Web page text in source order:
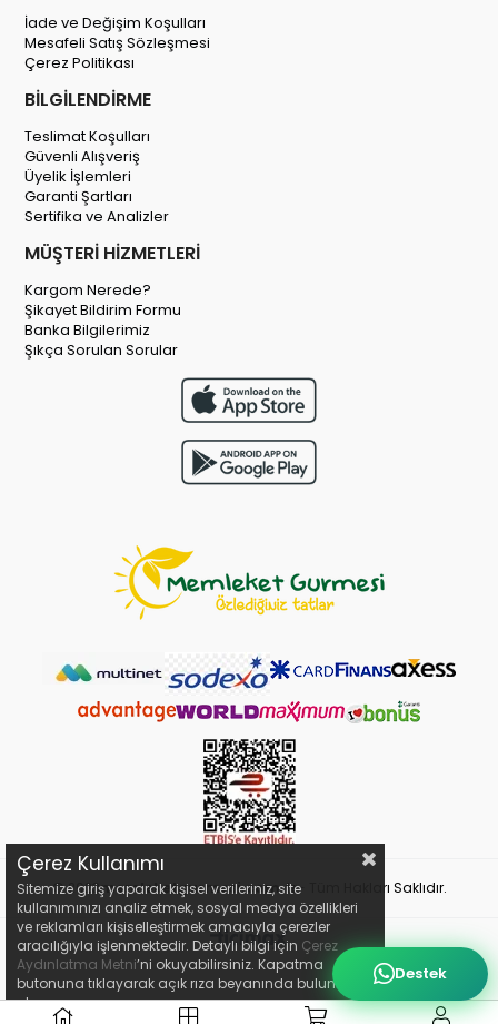
İade ve Değişim Koşulları
Mesafeli Satış Sözleşmesi
Çerez Politikası
BİLGİLENDİRME
Teslimat Koşulları
Güvenli Alışveriş
Üyelik İşlemleri
Garanti Şartları
Sertifika ve Analizler
MÜŞTERİ HİZMETLERİ
Kargom Nerede?
Şikayet Bildirim Formu
Banka Bilgilerimiz
Şıkça Sorulan Sorular
© 2023memleketgurmesi.com.tr- Tüm Hakları Saklıdır.
Destek
Çerez Kullanımı
Sitemize giriş yaparak kişisel verileriniz, site
kullanımınızı analiz etmek, sosyal medya özellikleri
ve reklamları kişiselleştirmek amacıyla çerezler
aracılığıyla işlenmektedir. Detaylı bilgi için Çerez
Aydınlatma Metni’ni okuyabilirsiniz. Kapatma
butonuna tıklayarak açık rıza beyanında bulunmuş
olursunuz.